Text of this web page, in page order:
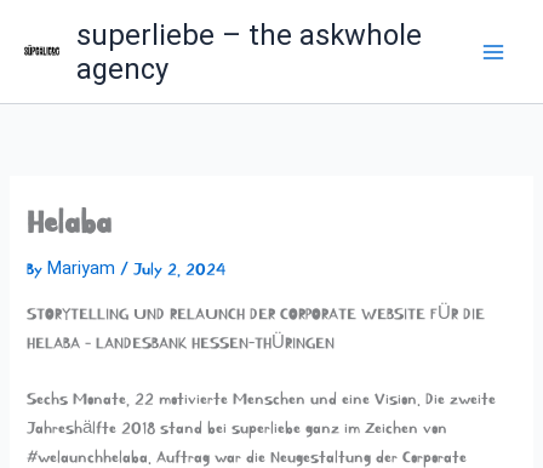
superliebe – the askwhole
agency
Helaba
ByMariyam /July 2, 2024
STORYTELLING UND RELAUNCH DER CORPORATE WEBSITE FÜR DIE
HELABA – LANDESBANK HESSEN-THÜRINGEN
Sechs Monate, 22 motivierte Menschen und eine Vision. Die zweite
Jahreshälfte 2018 stand bei superliebe ganz im Zeichen von
#welaunchhelaba. Auftrag war die Neugestaltung der Corporate